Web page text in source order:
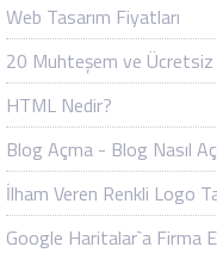
Web Tasarım Fiyatları
20 Muhteşem ve Ücretsiz
HTML Nedir?
Blog Açma - Blog Nasıl
İlham Veren Renkli Logo
Google Haritalar`a Firma